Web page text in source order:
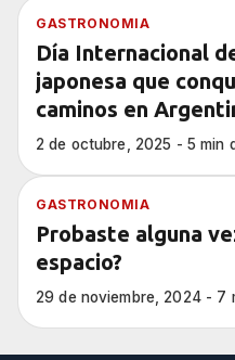
GASTRONOMIA
Día Internacional
japonesa que
caminos en
2 de octubre, 2025 - 5 min
GASTRONOMIA
Probaste alguna
espacio?
29 de noviembre, 2024 - 7